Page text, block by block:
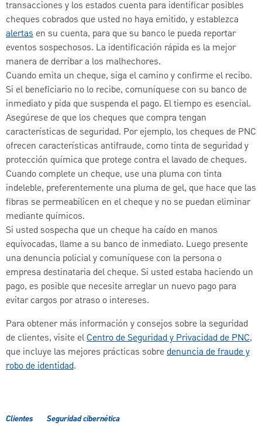
transacciones y los estados cuenta para identificar posibles
cheques cobrados que usted no haya emitido, y establezca
alertasen su cuenta, para que su banco le pueda reportar
eventos sospechosos. La identificación rápida es la mejor
manera de derribar a los malhechores.
Cuando emita un cheque, siga el camino y confirme el recibo.
Si el beneficiario no lo recibe, comuníquese con su banco de
inmediato y pida que suspenda el pago. El tiempo es esencial.
Asegúrese de que los cheques que compra tengan
características de seguridad. Por ejemplo, los cheques de PNC
ofrecen características antifraude, como tinta de seguridad y
protección química que protege contra el lavado de cheques.
Cuando complete un cheque, use una pluma con tinta
indeleble, preferentemente una pluma de gel, que hace que las
fibras se permeabilicen en el cheque y no se puedan eliminar
mediante químicos.
Si usted sospecha que un cheque ha caído en manos
equivocadas, llame a su banco de inmediato. Luego presente
una denuncia policial y comuníquese con la persona o
empresa destinataria del cheque. Si usted estaba haciendo un
pago, es posible que necesite arreglar un nuevo pago para
evitar cargos por atraso o intereses.
Para obtener más información y consejos sobre la seguridad
de clientes, visite elCentro de Seguridad y Privacidad de PNC,
que incluye las mejores prácticas sobredenuncia de fraude y
robo de identidad.
Clientes Seguridad cibernética